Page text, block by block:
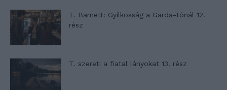
T. Barnett: Gyilkosság a Garda-tónál 12.
rész
T. szereti a fiatal lányokat 13. rész